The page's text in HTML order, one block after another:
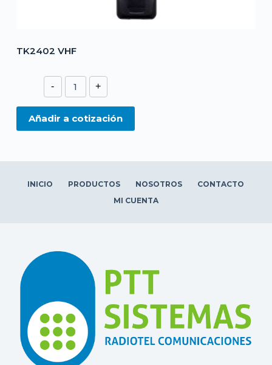
TK2402 VHF
-
TK2402
VHF
+
Añadir a cotización
INICIO PRODUCTOS NOSOTROS
CONTACTO
MI CUENTA